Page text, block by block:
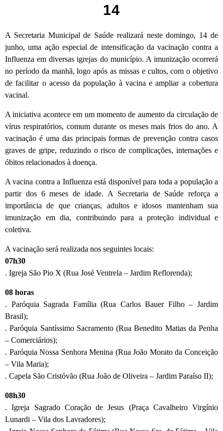
14
A Secretaria Municipal de Saúde realizará neste domingo, 14 de
junho, uma ação especial de intensificação da vacinação contra a
Influenza em diversas igrejas do município. A imunização ocorrerá
no período da manhã, logo após as missas e cultos, com o objetivo
de facilitar o acesso da população à vacina e ampliar a cobertura
vacinal.
A iniciativa acontece em um momento de aumento da circulação de
vírus respiratórios, comum durante os meses mais frios do ano. A
vacinação é uma das principais formas de prevenção contra casos
graves de gripe, reduzindo o risco de complicações, internações e
óbitos relacionados à doença.
A vacina contra a Influenza está disponível para toda a população a
partir dos 6 meses de idade. A Secretaria de Saúde reforça a
importância de que crianças, adultos e idosos mantenham sua
imunização em dia, contribuindo para a proteção individual e
coletiva.
A vacinação será realizada nos seguintes locais:
07h30
. Igreja São Pio X (Rua José Ventrela – Jardim Reflorenda);
08 horas
. Paróquia Sagrada Família (Rua Carlos Bauer Filho – Jardim
Brasil);
. Paróquia Santíssimo Sacramento (Rua Benedito Matias da Penha
– Comerciários);
. Paróquia Nossa Senhora Menina (Rua João Morato da Conceição
– Vila Maria);
. Capela São Cristóvão (Rua João de Oliveira – Jardim Paraíso II);
08h30
. Igreja Sagrado Coração de Jesus (Praça Cavalheiro Virgínio
Lunardi – Vila dos Lavradores);